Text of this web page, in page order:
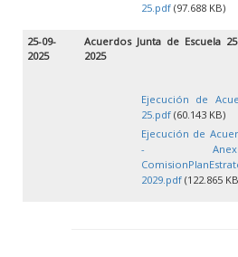
25.pdf (97.688 KB)
25-09-
2025
Acuerdos Junta de Escuela
2025
Ejecución de
25.pdf (60.143 KB)
Ejecución de
-
2029.pdf (122.865